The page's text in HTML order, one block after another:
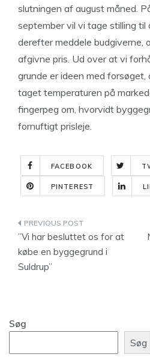
slutningen af august måned.
september vil vi tage stilling til
derefter meddele budgiverne,
afgivne pris. Ud over at vi
grunde er ideen med
taget temperaturen på
fingerpeg om, hvorvidt
fornuftigt prisleje.
FACEBOOK
PINTEREST
Indlægsnavigation
”Vi har besluttet os for at
købe en byggegrund i
Suldrup”
Søg
Søg